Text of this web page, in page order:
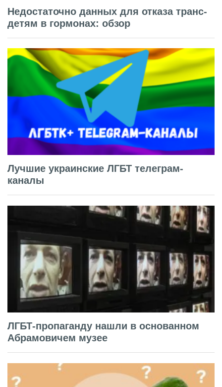
Недостаточно данных для отказа транс-
детям в гормонах: обзор
Лучшие украинские ЛГБТ телеграм-
каналы
ЛГБТ-пропаганду нашли в основанном
Абрамовичем музее